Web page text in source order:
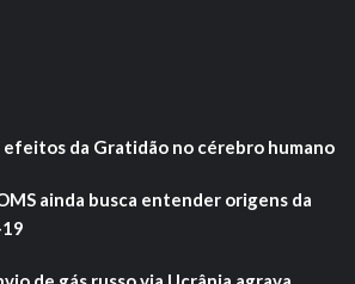
da Gratidão no cérebro humano
ainda busca entender origens da